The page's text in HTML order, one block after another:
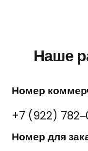
Наше
Номер
+7 (922)
Номер для